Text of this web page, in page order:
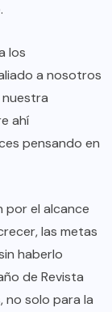
los
a nosotros
ahí
pensando en
por el alcance
las metas
haberlo
de Revista
no solo para la